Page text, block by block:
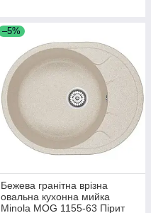
–5%
Бежева гранітна врізна
овальна кухонна мийка
Minola MOG 1155-63 Пірит